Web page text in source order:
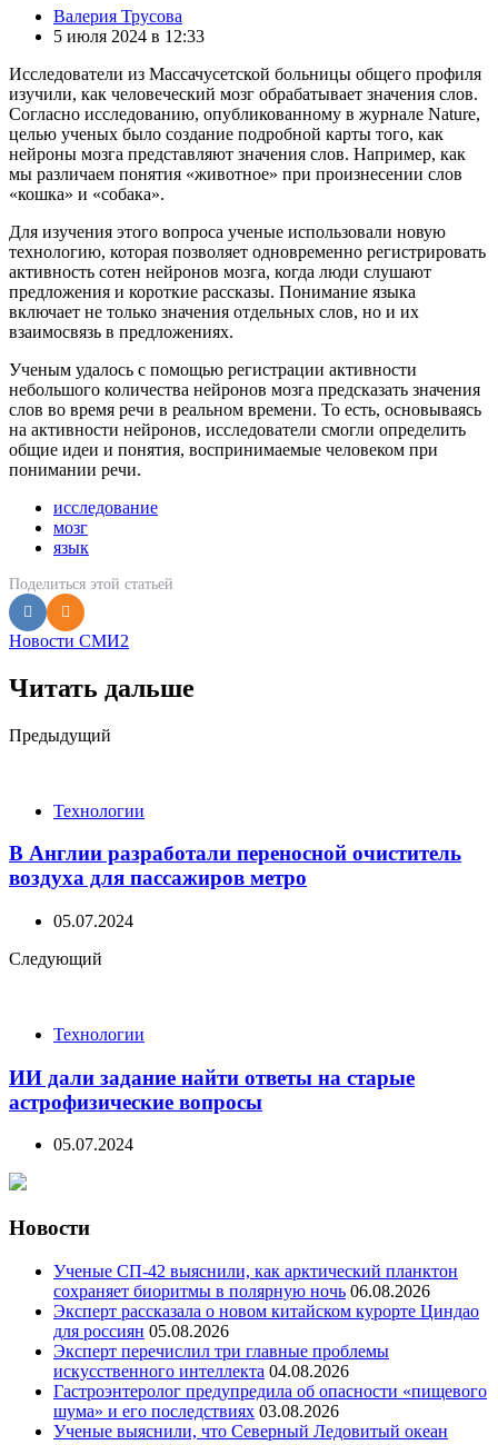
Posted
by
Валерия Трусова
5 июля 2024 в 12:33
Исследователи из Массачусетской больницы общего профиля
изучили, как человеческий мозг обрабатывает значения слов.
Согласно исследованию, опубликованному в журнале Nature,
целью ученых было создание подробной карты того, как
нейроны мозга представляют значения слов. Например, как
мы различаем понятия «животное» при произнесении слов
«кошка» и «собака».
Для изучения этого вопроса ученые использовали новую
технологию, которая позволяет одновременно регистрировать
активность сотен нейронов мозга, когда люди слушают
предложения и короткие рассказы. Понимание языка
включает не только значения отдельных слов, но и их
взаимосвязь в предложениях.
Ученым удалось с помощью регистрации активности
небольшого количества нейронов мозга предсказать значения
слов во время речи в реальном времени. То есть, основываясь
на активности нейронов, исследователи смогли определить
общие идеи и понятия, воспринимаемые человеком при
понимании речи.
исследование
мозг
язык
Поделиться этой статьей
Новости СМИ2
Читать дальше
Post
Предыдущий
Технологии
В Англии разработали переносной очиститель
воздуха для пассажиров метро
05.07.2024
Следующий
Технологии
ИИ дали задание найти ответы на старые
астрофизические вопросы
05.07.2024
Новости
Ученые СП-42 выяснили, как арктический планктон
сохраняет биоритмы в полярную ночь 06.08.2026
Эксперт рассказала о новом китайском курорте Циндао
для россиян 05.08.2026
Эксперт перечислил три главные проблемы
искусственного интеллекта 04.08.2026
Гастроэнтеролог предупредила об опасности «пищевого
шума» и его последствиях 03.08.2026
Ученые выяснили, что Северный Ледовитый океан